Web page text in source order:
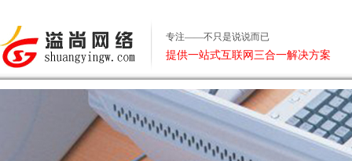
专注——不只是说说而已
提供一站式互联网三合一解决方案